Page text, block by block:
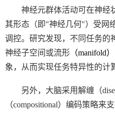
神经元群体活动可在神经
其形态（即"神经几何"）受网
调控。研究发现，不同任务的
神经子空间或流形 （manifold）
象，从而实现任务特异性的计
另外，大脑采用解缠（
（compositional）编码策略来